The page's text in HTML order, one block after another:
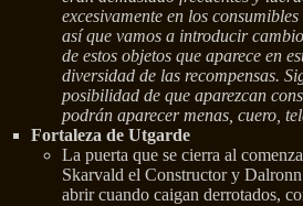
excesivamente en los
así que vamos a introducir
de estos objetos que aparece en
diversidad de las recompensas.
posibilidad de que aparezcan
podrán aparecer menas, cuero,
Fortaleza de Utgarde
La puerta que se cierra al
Skarvald el Constructor y
abrir cuando caigan derrotados,